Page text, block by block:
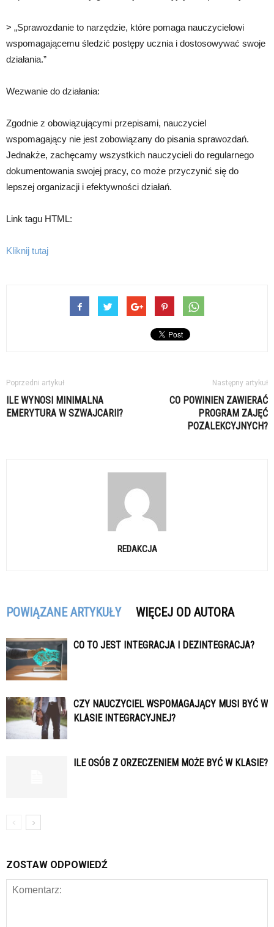
> „Sprawozdanie to narzędzie, które pomaga nauczycielowi
wspomagającemu śledzić postępy ucznia i dostosowywać swoje
działania.”
Wezwanie do działania:
Zgodnie z obowiązującymi przepisami, nauczyciel
wspomagający nie jest zobowiązany do pisania sprawozdań.
Jednakże, zachęcamy wszystkich nauczycieli do regularnego
dokumentowania swojej pracy, co może przyczynić się do
lepszej organizacji i efektywności działań.
Link tagu HTML:
Kliknij tutaj
Poprzedni artykuł
ILE WYNOSI MINIMALNA
EMERYTURA W SZWAJCARII?
Następny artykuł
CO POWINIEN ZAWIERAĆ
PROGRAM ZAJĘĆ
POZALEKCYJNYCH?
REDAKCJA
POWIĄZANE ARTYKUŁY WIĘCEJ OD AUTORA
CO TO JEST INTEGRACJA I DEZINTEGRACJA?
CZY NAUCZYCIEL WSPOMAGAJĄCY MUSI BYĆ W
KLASIE INTEGRACYJNEJ?
ILE OSÓB Z ORZECZENIEM MOŻE BYĆ W KLASIE?
ZOSTAW ODPOWIEDŹ